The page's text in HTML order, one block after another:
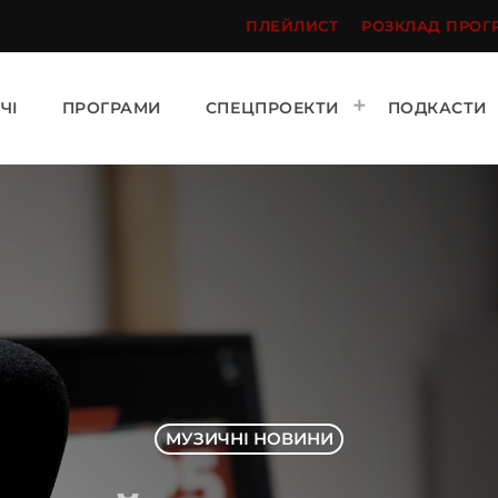
ПЛЕЙЛИСТ РОЗКЛАД
ПРОГРАМИ СПЕЦПРОЕКТИ ПОДКАСТИ
МУЗИЧНІ НОВИНИ